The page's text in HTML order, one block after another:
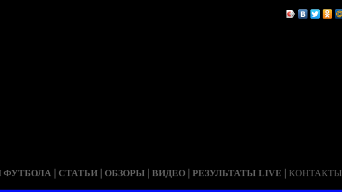
ФУТБОЛА | СТАТЬИ | ОБЗОРЫ | ВИДЕО | РЕЗУЛЬТАТЫ LIVE | КОНТАКТЫ